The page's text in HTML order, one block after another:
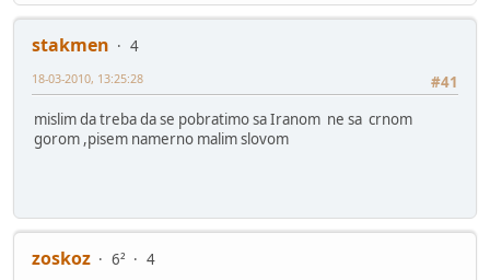
stakmen
4
#41
18-03-2010, 13:25:28
mislim da treba da se pobratimo sa Iranom ne sa crnom
gorom ,pisem namerno malim slovom
zoskoz 6²
4